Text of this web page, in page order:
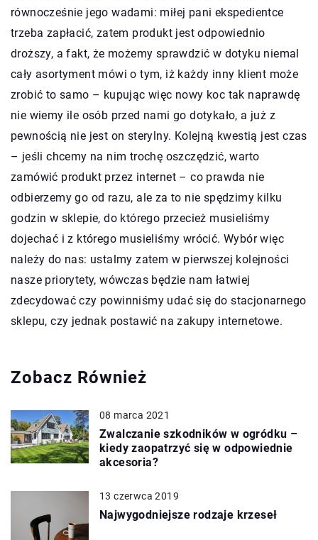
równocześnie jego wadami: miłej pani ekspedientce
trzeba zapłacić, zatem produkt jest odpowiednio
droższy, a fakt, że możemy sprawdzić w dotyku niemal
cały asortyment mówi o tym, iż każdy inny klient może
zrobić to samo – kupując więc nowy koc tak naprawdę
nie wiemy ile osób przed nami go dotykało, a już z
pewnością nie jest on sterylny. Kolejną kwestią jest czas
– jeśli chcemy na nim trochę oszczędzić, warto
zamówić produkt przez internet – co prawda nie
odbierzemy go od razu, ale za to nie spędzimy kilku
godzin w sklepie, do którego przecież musieliśmy
dojechać i z którego musieliśmy wrócić. Wybór więc
należy do nas: ustalmy zatem w pierwszej kolejności
nasze priorytety, wówczas będzie nam łatwiej
zdecydować czy powinniśmy udać się do stacjonarnego
sklepu, czy jednak postawić na zakupy internetowe.
Zobacz Również
08 marca 2021
Zwalczanie szkodników w ogródku –
kiedy zaopatrzyć się w odpowiednie
akcesoria?
13 czerwca 2019
Najwygodniejsze rodzaje krzeseł